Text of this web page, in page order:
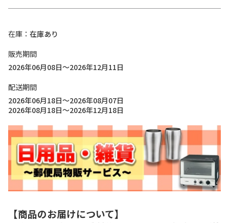
在庫
在庫あり
販売期間
2026年06月08日～2026年12月11日
配送期間
2026年06月18日～2026年08月07日
2026年08月18日～2026年12月18日
【商品のお届けについて】